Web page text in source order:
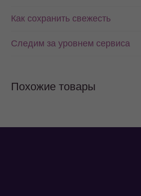
Как сохранить свежесть
Следим за уровнем сервиса
Похожие товары